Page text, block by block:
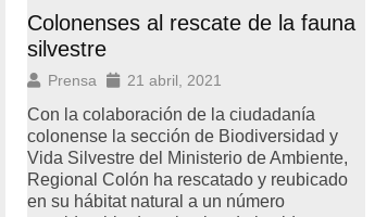
Colonenses al rescate de la fauna
silvestre
Prensa 21 abril, 2021
Con la colaboración de la ciudadanía
colonense la sección de Biodiversidad y
Vida Silvestre del Ministerio de Ambiente,
Regional Colón ha rescatado y reubicado
en su hábitat natural a un número